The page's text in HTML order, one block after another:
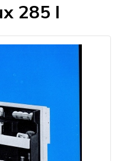
285 I